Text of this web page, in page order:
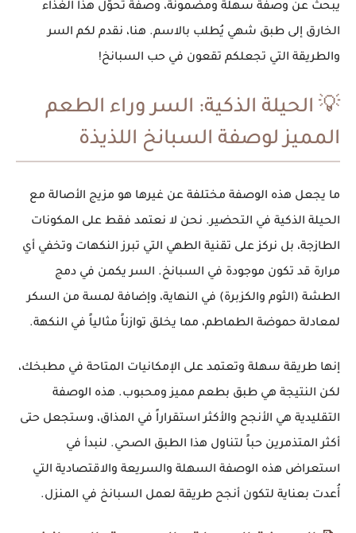
يبحث عن وصفة سهلة ومضمونة، وصفة تحوّل هذا الغذاء
الخارق إلى طبق شهي يُطلب بالاسم. هنا، نقدم لكم السر
والطريقة التي تجعلكم تقعون في حب السبانخ!
💡 الحيلة الذكية: السر وراء الطعم
المميز لوصفة السبانخ اللذيذة
ما يجعل هذه الوصفة مختلفة عن غيرها هو مزيج الأصالة مع
الحيلة الذكية في التحضير. نحن لا نعتمد فقط على المكونات
الطازجة، بل نركز على تقنية الطهي التي تبرز النكهات وتخفي أي
مرارة قد تكون موجودة في السبانخ. السر يكمن في دمج
الطشة (الثوم والكزبرة) في النهاية، وإضافة لمسة من السكر
لمعادلة حموضة الطماطم، مما يخلق توازناً مثالياً في النكهة.
إنها طريقة سهلة وتعتمد على الإمكانيات المتاحة في مطبخك،
لكن النتيجة هي طبق بطعم مميز ومحبوب. هذه الوصفة
التقليدية هي الأنجح والأكثر استقراراً في المذاق، وستجعل حتى
أكثر المتذمرين حباً لتناول هذا الطبق الصحي. لنبدأ في
استعراض هذه الوصفة السهلة والسريعة والاقتصادية التي
أُعدت بعناية لتكون أنجح طريقة لعمل السبانخ في المنزل.